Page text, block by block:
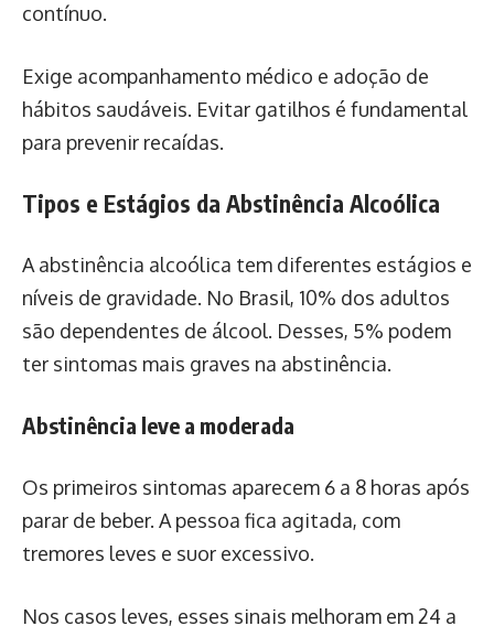
contínuo.
Exige acompanhamento médico e adoção de
hábitos saudáveis. Evitar gatilhos é fundamental
para prevenir recaídas.
Tipos e Estágios da Abstinência Alcoólica
A abstinência alcoólica tem diferentes estágios e
níveis de gravidade. No Brasil, 10% dos adultos
são dependentes de álcool. Desses, 5% podem
ter sintomas mais graves na abstinência.
Abstinência leve a moderada
Os primeiros sintomas aparecem 6 a 8 horas após
parar de beber. A pessoa fica agitada, com
tremores leves e suor excessivo.
Nos casos leves, esses sinais melhoram em 24 a